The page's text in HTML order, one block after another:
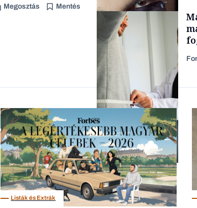
Megosztás Mentés
TÁMOGATÓI
TARTALOM
Magyar cégek
Listák és Extrák